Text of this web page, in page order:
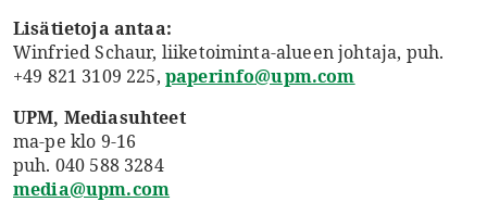
Lisätietoja antaa:
Winfried Schaur, liiketoiminta-alueen johtaja, puh.
+49 821 3109 225, paperinfo@upm.com
UPM, Mediasuhteet
ma-pe klo 9-16
puh. 040 588 3284
media@upm.com